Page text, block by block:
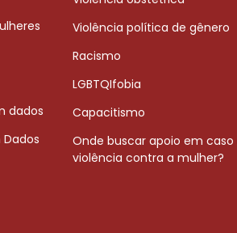
dados
Violência política de gênero
Racismo
LGBTQIfobia
Capacitismo
Onde buscar apoio em caso
violência contra a mulher?